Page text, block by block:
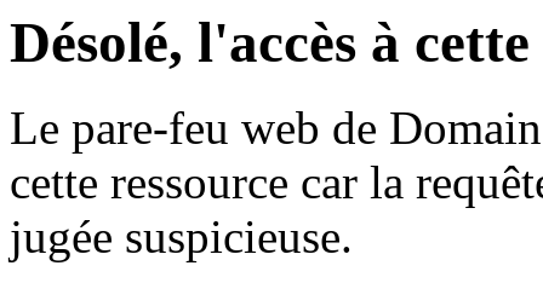
Désolé, l'accès à
Le pare-feu web de
cette ressource car la
jugée suspicieuse.